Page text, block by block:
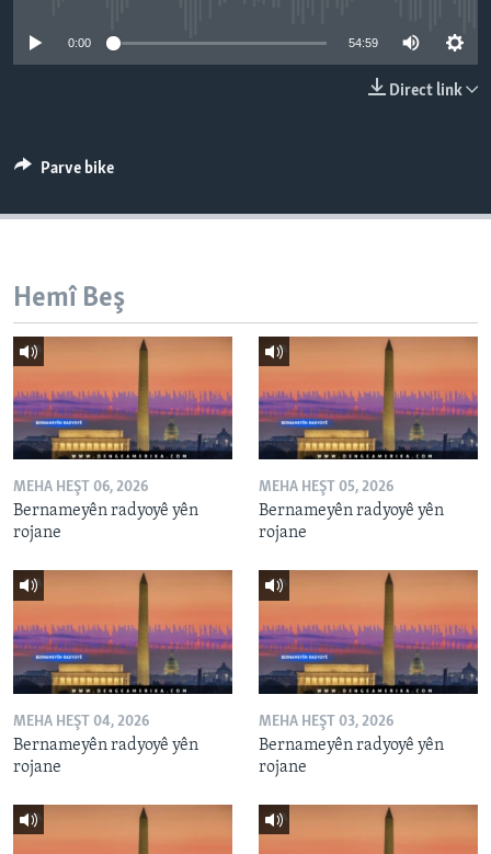
SERNIVÎS
Learning English
FOLLOW US
Zimanên Din
0:00 54:59
Direct link
Parve bike
Hemî Beş
MEHA HEŞT 06, 2026
Bernameyên radyoyê yên
rojane
MEHA HEŞT 05, 2026
Bernameyên radyoyê yên
rojane
MEHA HEŞT 04, 2026
Bernameyên radyoyê yên
rojane
MEHA HEŞT 03, 2026
Bernameyên radyoyê yên
rojane